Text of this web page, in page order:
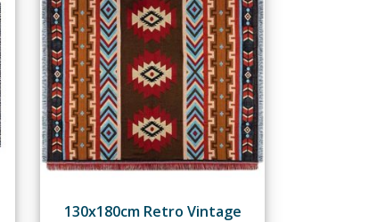
130x180cm Retro Vintage